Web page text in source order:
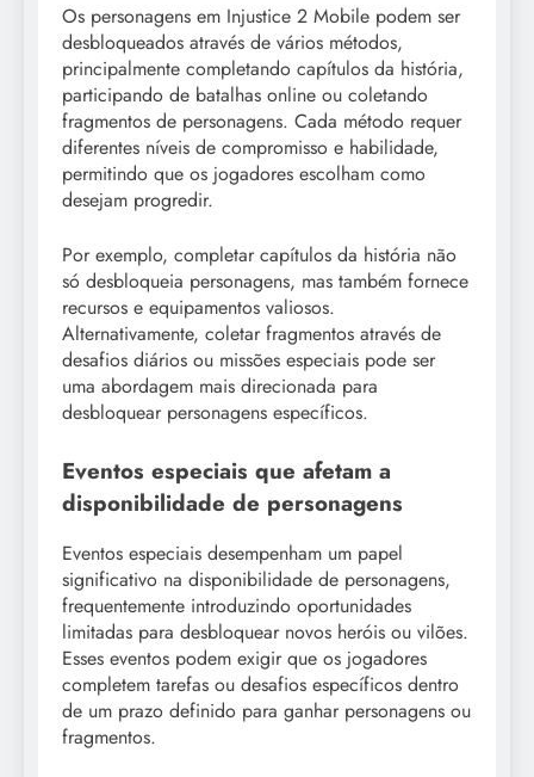
Os personagens em Injustice 2 Mobile podem ser
desbloqueados através de vários métodos,
principalmente completando capítulos da história,
participando de batalhas online ou coletando
fragmentos de personagens. Cada método requer
diferentes níveis de compromisso e habilidade,
permitindo que os jogadores escolham como
desejam progredir.
Por exemplo, completar capítulos da história não
só desbloqueia personagens, mas também fornece
recursos e equipamentos valiosos.
Alternativamente, coletar fragmentos através de
desafios diários ou missões especiais pode ser
uma abordagem mais direcionada para
desbloquear personagens específicos.
Eventos especiais que afetam a
disponibilidade de personagens
Eventos especiais desempenham um papel
significativo na disponibilidade de personagens,
frequentemente introduzindo oportunidades
limitadas para desbloquear novos heróis ou vilões.
Esses eventos podem exigir que os jogadores
completem tarefas ou desafios específicos dentro
de um prazo definido para ganhar personagens ou
fragmentos.